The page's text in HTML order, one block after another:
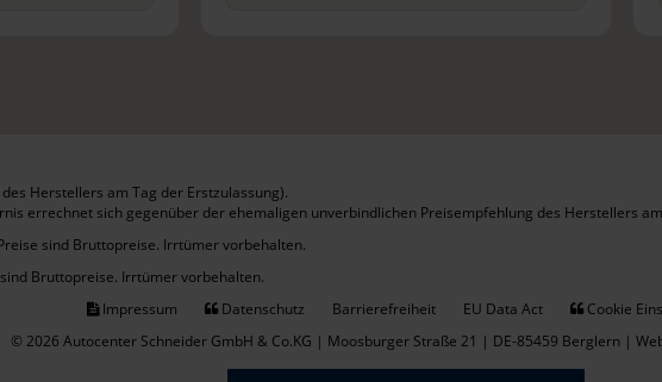
Herstellers am Tag der Erstzulassung).
errechnet sich gegenüber der ehemaligen unverbindlichen Preisempfehlung des Herstellers
sind Bruttopreise. Irrtümer vorbehalten.
Bruttopreise. Irrtümer vorbehalten.
Impressum
Datenschutz Barrierefreiheit EU Data Act
Cookie
© 2026 Autocenter Schneider GmbH & Co.KG | Moosburger Straße 21 | DE-85459 Berglern |